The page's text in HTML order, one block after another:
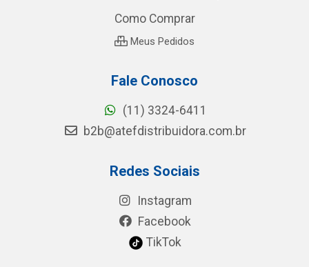
Como Comprar
Meus Pedidos
Fale Conosco
(11) 3324-6411
b2b@atefdistribuidora.com.br
Redes Sociais
Instagram
Facebook
TikTok